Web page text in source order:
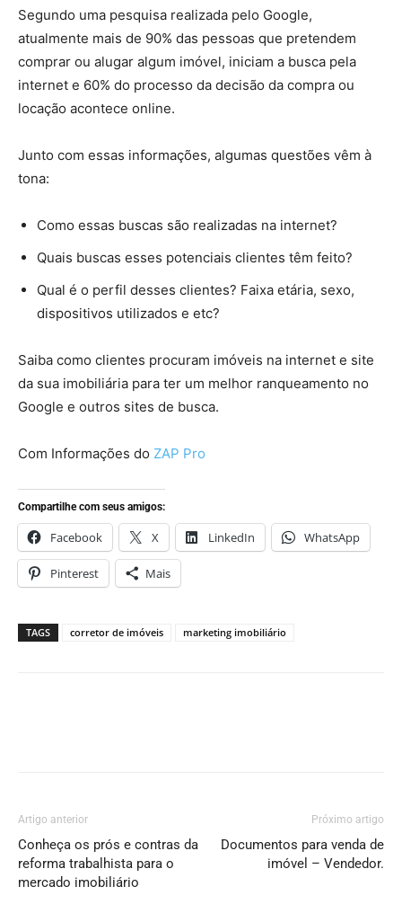
Segundo uma pesquisa realizada pelo Google,
atualmente mais de 90% das pessoas que pretendem
comprar ou alugar algum imóvel, iniciam a busca pela
internet e 60% do processo da decisão da compra ou
locação acontece online.
Junto com essas informações, algumas questões vêm à
tona:
Como essas buscas são realizadas na internet?
Quais buscas esses potenciais clientes têm feito?
Qual é o perfil desses clientes? Faixa etária, sexo,
dispositivos utilizados e etc?
Saiba como clientes procuram imóveis na internet e site
da sua imobiliária para ter um melhor ranqueamento no
Google e outros sites de busca.
Com Informações do ZAP Pro
Compartilhe com seus amigos:
Facebook X LinkedIn WhatsApp
Pinterest Mais
TAGS corretor de imóveis marketing imobiliário
Artigo anterior
Conheça os prós e contras da
reforma trabalhista para o
mercado imobiliário
Próximo artigo
Documentos para venda de
imóvel – Vendedor.